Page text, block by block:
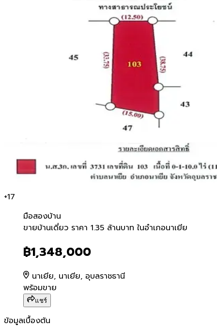
+17
มือสองบ้าน
ขายบ้านเดี่ยว ราคา 1.35 ล้าน
ขายบ้านเดี่ยว ราคา 1.35 ล้านบาท ในอำเภอนาเยีย
฿1,348,000
นาเยีย, นาเยีย, อุบลราชธานี
พร้อมขาย
แชร์
ข้อมูลเบื้องต้น